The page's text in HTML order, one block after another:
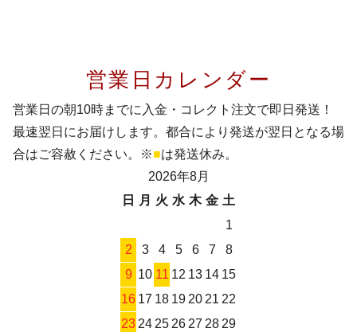
営業日カレンダー
営業日の朝10時までに入金・コレクト注文で即日発送！
最速翌日にお届けします。都合により発送が翌日となる場
合はご容赦ください。※■は発送休み。
2026年8月
日
月 火 水 木 金 土
1
2
3 4 5 6 7
8
9 10 11 12 13 14 15
16 17 18 19202122
2324252627 2829